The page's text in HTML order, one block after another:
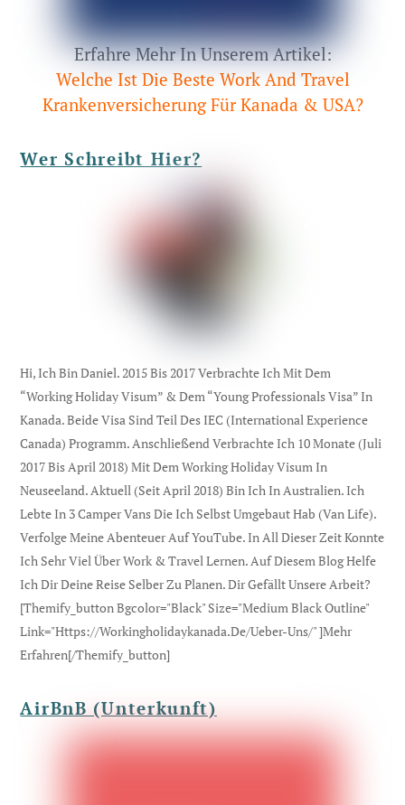
Erfahre Mehr In Unserem Artikel:
Welche Ist Die Beste Work And Travel
Krankenversicherung Für Kanada & USA?
Wer Schreibt Hier?
Hi, Ich Bin Daniel. 2015 Bis 2017 Verbrachte Ich Mit Dem
“Working Holiday Visum” & Dem “Young Professionals Visa” In
Kanada. Beide Visa Sind Teil Des IEC (international Experience
Canada) Programm. Anschließend Verbrachte Ich 10 Monate (Juli
2017 Bis April 2018) Mit Dem Working Holiday Visum In
Neuseeland. Aktuell (seit April 2018) Bin Ich In Australien. Ich
Lebte In 3 Camper Vans Die Ich Selbst Umgebaut Hab (Van Life).
Verfolge Meine Abenteuer Auf YouTube. In All Dieser Zeit Konnte
Ich Sehr Viel Über Work & Travel Lernen. Auf Diesem Blog Helfe
Ich Dir Deine Reise Selber Zu Planen. Dir Gefällt Unsere Arbeit?
[themify_button Bgcolor="black" Size="medium Black Outline"
Link="https://workingholidaykanada.de/ueber-Uns/" ]Mehr
Erfahren[/themify_button]
AirBnB (Unterkunft)